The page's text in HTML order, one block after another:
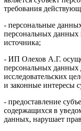
требования
- персональные
персональных
источника;
- ИП Олехов А.Г.
персональных данных
исследовательских
и законные интересы
- предоставление
содержащихся в
данных, нарушает